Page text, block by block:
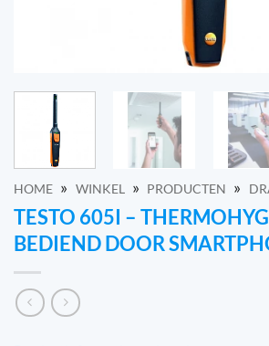
HOME » WINKEL » PRODUCTEN »
TESTO 605I –
BEDIEND DOOR